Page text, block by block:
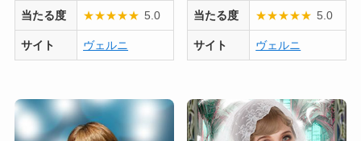
当たる度 ★★★★★ 5.0
サイト ヴェルニ
当たる度 ★★★★★ 5.0
サイト ヴェルニ